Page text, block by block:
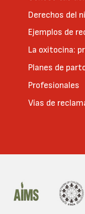
Derechos del
Ejemplos de
La oxitocina:
Planes de
Profesionales
Vías de